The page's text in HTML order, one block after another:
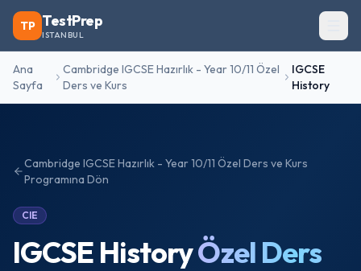
TP TestPrep
ISTANBUL
Ana
Sayfa
Cambridge IGCSE Hazırlık - Year 10/11 Özel
Ders ve Kurs
IGCSE
History
Cambridge IGCSE Hazırlık - Year 10/11 Özel Ders ve Kurs
Programına Dön
CIE
IGCSE HistoryÖzel Ders